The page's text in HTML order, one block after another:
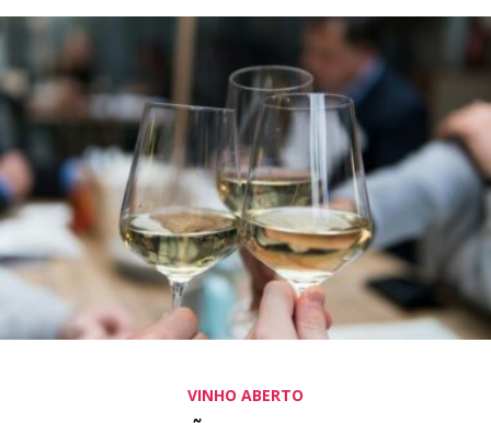
VINHO ABERTO